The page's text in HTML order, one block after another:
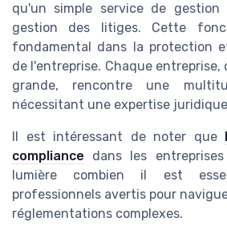
qu'un simple service de
gestion des litiges. Cette
fondamental dans la protection
de l'entreprise. Chaque
grande, rencontre une
nécessitant une expertise
Il est intéressant de noter que
compliance dans les
lumière combien il est
professionnels avertis pour
réglementations complexes.